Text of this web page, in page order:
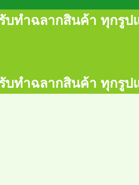
ทำฉลากสินค้า ทุกรูป
ทำฉลากสินค้า ทุกรูป